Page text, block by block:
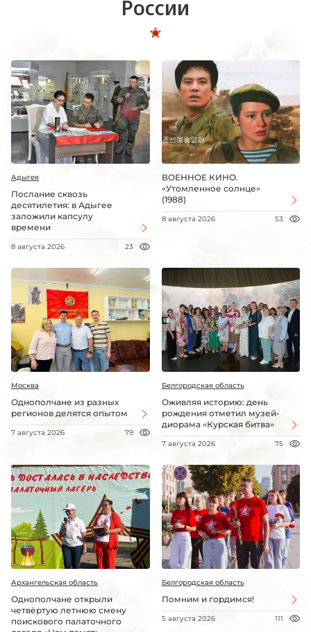
России
Адыгея
Послание сквозь
десятилетия: в Адыгее
заложили капсулу
времени
8 августа 2026 23
ВОЕННОЕ КИНО.
«Утомленное солнце»
(1988)
8 августа 2026 53
Москва
Однополчане из разных
регионов делятся опытом
7 августа 2026 79
Белгородская область
Оживляя историю: день
рождения отметил музей-
диорама «Курская битва»
7 августа 2026 75
Архангельская область
Однополчане открыли
четвёртую летнюю смену
поискового палаточного
Белгородская область
Помним и гордимся!
5 августа 2026 111